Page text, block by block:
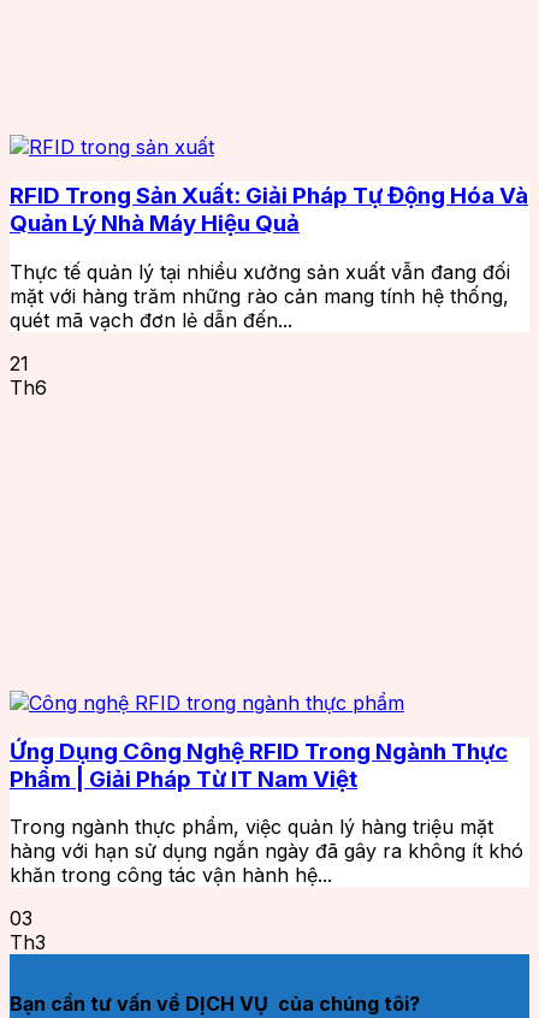
RFID Trong Sản Xuất: Giải Pháp Tự Động Hóa Và
Quản Lý Nhà Máy Hiệu Quả
Thực tế quản lý tại nhiều xưởng sản xuất vẫn đang đối
mặt với hàng trăm những rào cản mang tính hệ thống,
quét mã vạch đơn lẻ dẫn đến...
21
Th6
Ứng Dụng Công Nghệ RFID Trong Ngành Thực
Phẩm | Giải Pháp Từ IT Nam Việt
Trong ngành thực phẩm, việc quản lý hàng triệu mặt
hàng với hạn sử dụng ngắn ngày đã gây ra không ít khó
khăn trong công tác vận hành hệ...
03
Th3
Bạn cần tư vấn về DỊCH VỤ của chúng tôi?